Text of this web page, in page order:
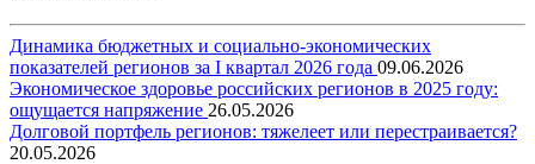
Динамика бюджетных и социально-экономических
показателей регионов за I квартал 2026 года 09.06.2026
Экономическое здоровье российских регионов в 2025 году:
ощущается напряжение 26.05.2026
Долговой портфель регионов: тяжелеет или перестраивается?
20.05.2026